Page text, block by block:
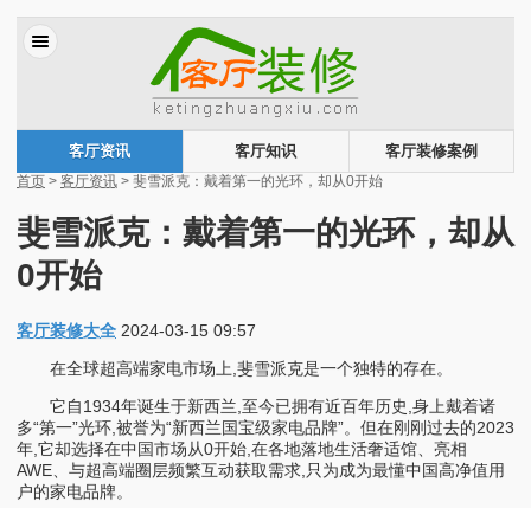
客厅资讯 客厅知识
客厅装修案例
首页 > 客厅资讯 > 斐雪派克：戴着第一的光环，却从0开始
斐雪派克：戴着第一的光环，却从
0开始
客厅装修大全 2024-03-15 09:57
在全球超高端家电市场上,斐雪派克是一个独特的存在。
它自1934年诞生于新西兰,至今已拥有近百年历史,身上戴着诸
多“第一”光环,被誉为“新西兰国宝级家电品牌”。但在刚刚过去的2023
年,它却选择在中国市场从0开始,在各地落地生活奢适馆、亮相
AWE、与超高端圈层频繁互动获取需求,只为成为最懂中国高净值用
户的家电品牌。